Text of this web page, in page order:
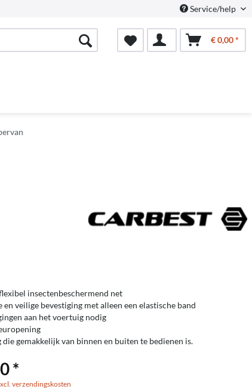
Service/help
€ 0,00 *
insectenbeschermend net
en veilige bevestiging met alleen een elastische band
aan het voertuig nodig
gemakkelijk van binnen en buiten te bedienen is.
*
verzendingskosten